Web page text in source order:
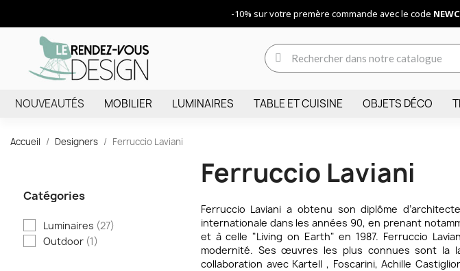
-10% sur votre premère commande avec le code
NOUVEAUTÉS MOBILIER LUMINAIRES TABLE ET CUISINE OBJETS DÉCO
Accueil Designers Ferruccio Laviani
Catégories
Luminaires (27)
Outdoor (1)
Ferruccio Laviani
Ferruccio Laviani a obtenu son diplôme
internationale dans les années 90, en prenant
et à celle "Living on Earth" en 1987. Ferruccio
modernité. Ses œuvres les plus connues sont la
collaboration avec Kartell , Foscarini, Achille